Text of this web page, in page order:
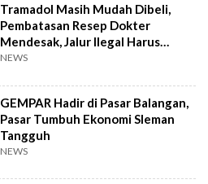
Tramadol Masih Mudah Dibeli,
Pembatasan Resep Dokter
Mendesak, Jalur Ilegal Harus
Distop
NEWS
GEMPAR Hadir di Pasar Balangan,
Pasar Tumbuh Ekonomi Sleman
Tangguh
NEWS